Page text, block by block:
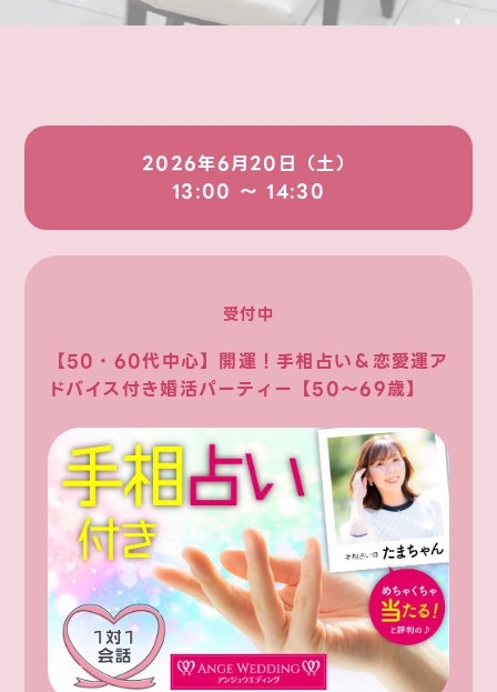
2026年6月20日（土）
13:00 〜 14:30
受付中
【50・60代中心】開運！手相占い＆恋愛運ア
ドバイス付き婚活パーティー【50～69歳】